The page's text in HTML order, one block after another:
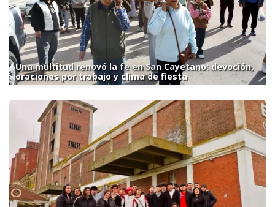
Una multitud renovó la fe en San Cayetano: devoción,
oraciones por trabajo y clima de fiesta